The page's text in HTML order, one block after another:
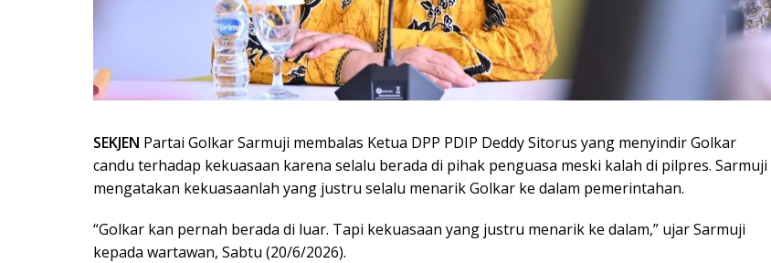
SEKJEN Partai Golkar Sarmuji membalas Ketua DPP PDIP Deddy Sitorus yang menyindir Golkar
candu terhadap kekuasaan karena selalu berada di pihak penguasa meski kalah di pilpres. Sarmuji
mengatakan kekuasaanlah yang justru selalu menarik Golkar ke dalam pemerintahan.
“Golkar kan pernah berada di luar. Tapi kekuasaan yang justru menarik ke dalam,” ujar Sarmuji
kepada wartawan, Sabtu (20/6/2026).